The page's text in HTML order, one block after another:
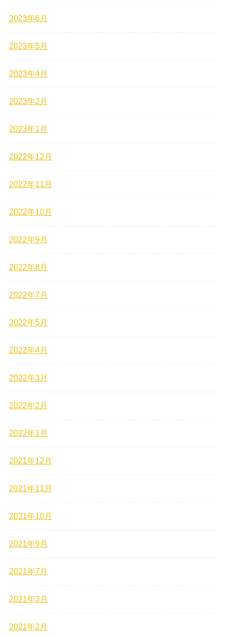
2023年6月
2023年5月
2023年4月
2023年2月
2023年1月
2022年12月
2022年11月
2022年10月
2022年9月
2022年8月
2022年7月
2022年5月
2022年4月
2022年3月
2022年2月
2022年1月
2021年12月
2021年11月
2021年10月
2021年9月
2021年7月
2021年3月
2021年2月